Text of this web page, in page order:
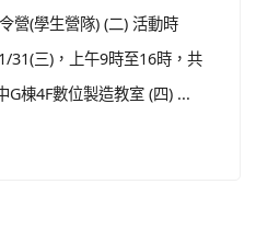
營(學生營隊) (二) 活動時
31(三)，上午9時至16時，共
G棟4F數位製造教室 (四) ...